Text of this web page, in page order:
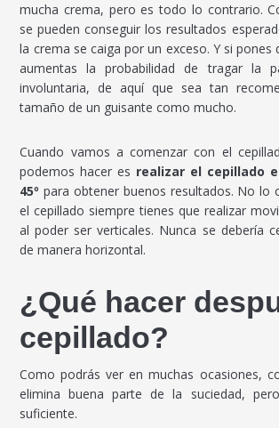
mucha crema, pero es todo lo contrario.
se pueden conseguir los resultados
la crema se caiga por un exceso. Y si pones
aumentas la probabilidad de tragar la
involuntaria, de aquí que sea tan
tamaño de un guisante como mucho.
Cuando vamos a comenzar con el
podemos hacer es realizar el cepillado
45º para obtener buenos resultados. No lo
el cepillado siempre tienes que realizar
al poder ser verticales. Nunca se debería
de manera horizontal.
¿Qué hacer
cepillado?
Como podrás ver en muchas ocasiones,
elimina buena parte de la suciedad,
suficiente.